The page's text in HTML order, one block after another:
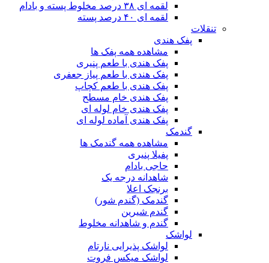
لقمه ای ۳۸ درصد مخلوط پسته و بادام
لقمه ای ۴۰ درصد پسته
تنقلات
پفک هندی
مشاهده همه پفک ها
پفک هندی با طعم پنیری
پفک هندی با طعم پیاز جعفری
پفک هندی با طعم کچاپ
پفک هندی خام مسطح
پفک هندی خام لوله ای
پفک هندی آماده لوله ای
گندمک
مشاهده همه گندمک ها
پفیلا پنیری
حاجی بادام
شاهدانه درجه یک
برنجک اعلا
گندمک (گندم شور)
گندم شیرین
گندم و شاهدانه مخلوط
لواشک
لواشک پذیرایی نارتام
لواشک میکس فروت